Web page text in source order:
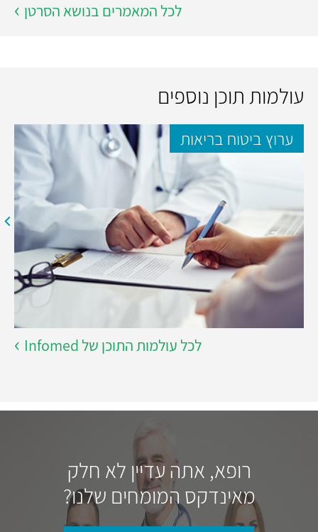
לכל המאמרים בנושא הסרטן
עולמות תוכן נוספים
ערוץ ביטוח בריאות
לכל עולמות התוכן של Infomed
רופא, אתה עדיין לא חלק
מאינדקס המומחים שלנו?